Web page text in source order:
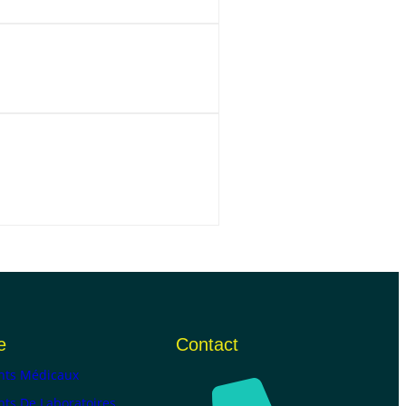
Médicaux
Contact